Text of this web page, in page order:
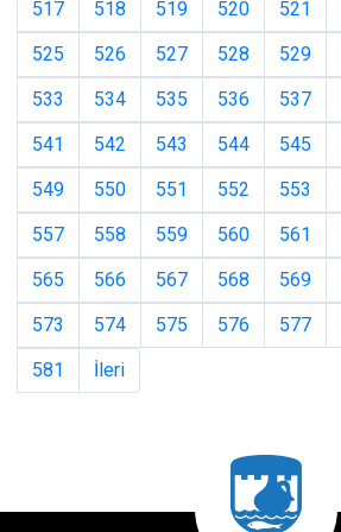
517 518 519 520 521
525
526 527 528 529
533
534 535 536 537
541
542 543 544 545
549
550 551 552 553
557
558 559 560 561
565
566 567 568 569
573
574 575 576 577
581
İleri